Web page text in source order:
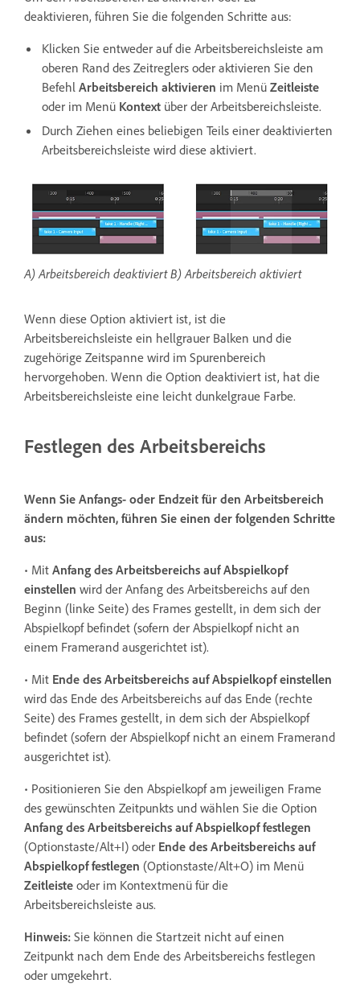
deaktivieren, führen Sie die folgenden Schritte aus:
Klicken Sie entweder auf die Arbeitsbereichsleiste am
oberen Rand des Zeitreglers oder aktivieren Sie den
Befehl Arbeitsbereich aktivieren im Menü Zeitleiste
oder im Menü Kontext über der Arbeitsbereichsleiste.
Durch Ziehen eines beliebigen Teils einer deaktivierten
Arbeitsbereichsleiste wird diese aktiviert.
A) Arbeitsbereich deaktiviert B) Arbeitsbereich aktiviert
Wenn diese Option aktiviert ist, ist die
Arbeitsbereichsleiste ein hellgrauer Balken und die
zugehörige Zeitspanne wird im Spurenbereich
hervorgehoben. Wenn die Option deaktiviert ist, hat die
Arbeitsbereichsleiste eine leicht dunkelgraue Farbe.
Festlegen des Arbeitsbereichs
Wenn Sie Anfangs- oder Endzeit für den Arbeitsbereich
ändern möchten, führen Sie einen der folgenden Schritte
aus:
• Mit Anfang des Arbeitsbereichs auf Abspielkopf
einstellen wird der Anfang des Arbeitsbereichs auf den
Beginn (linke Seite) des Frames gestellt, in dem sich der
Abspielkopf befindet (sofern der Abspielkopf nicht an
einem Framerand ausgerichtet ist).
• Mit Ende des Arbeitsbereichs auf Abspielkopf einstellen
wird das Ende des Arbeitsbereichs auf das Ende (rechte
Seite) des Frames gestellt, in dem sich der Abspielkopf
befindet (sofern der Abspielkopf nicht an einem Framerand
ausgerichtet ist).
• Positionieren Sie den Abspielkopf am jeweiligen Frame
des gewünschten Zeitpunkts und wählen Sie die Option
Anfang des Arbeitsbereichs auf Abspielkopf festlegen
(Optionstaste/Alt+I) oder Ende des Arbeitsbereichs auf
Abspielkopf festlegen (Optionstaste/Alt+O) im Menü
Zeitleiste oder im Kontextmenü für die
Arbeitsbereichsleiste aus.
Hinweis: Sie können die Startzeit nicht auf einen
Zeitpunkt nach dem Ende des Arbeitsbereichs festlegen
oder umgekehrt.